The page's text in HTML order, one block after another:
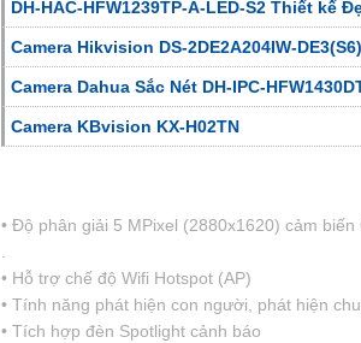
DH-HAC-HFW1239TP-A-LED-S2 Thiết kế
Camera Hikvision DS-2DE2A204IW-DE3(S6)
Camera Dahua Sắc Nét DH-IPC-
Camera KBvision KX-H02TN
• Độ phân giải 5 MPixel (2880x1620) cảm biến
• Hỗ trợ chế độ Wifi Hotspot (AP)
• Tính năng phát hiện con người, phát hiện
• Tích hợp đèn Spotlight cảnh báo